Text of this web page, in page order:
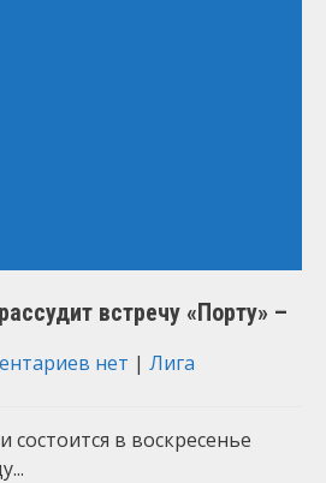
встречу «Порту» –
нет | Лига
состоится в воскресенье